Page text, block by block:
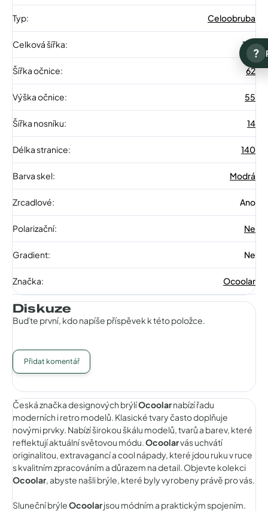
Typ: Celoobruba
Celková šířka: 147
Šířka očnice: 62
Výška očnice: 55
Šířka nosníku: 14
Délka stranice: 140
Barva skel: Modrá
Zrcadlové: Ano
Polarizační: Ne
Gradient: Ne
Značka: Ocoolar
Diskuze
Buďte první, kdo napíše příspěvek k této položce.
Přidat komentář
Česká značka designových brýlíOcoolarnabízí řadu
moderních i retro modelů. Klasické tvary často doplňuje
novými prvky. Nabízí širokou škálu modelů, tvarů a barev, které
reflektují aktuální světovou módu.Ocoolarvás uchvátí
originalitou, extravagancí a cool nápady, které jdou ruku v ruce
s kvalitním zpracováním a důrazem na detail. Objevte kolekci
Ocoolar, abyste našli brýle, které byly vyrobeny právě pro vás.
Sluneční brýleOcoolarjsou módním a praktickým spojením.
?